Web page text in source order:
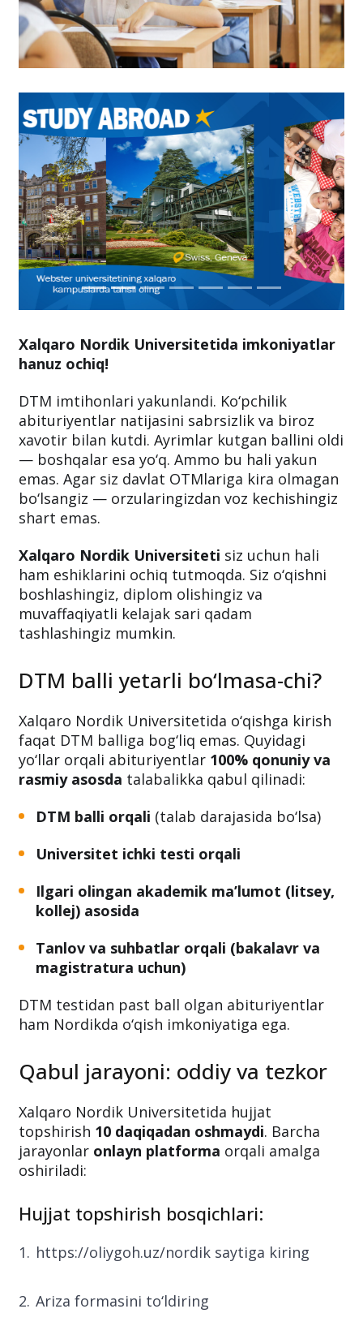
Xalqaro Nordik Universitetida imkoniyatlar
hanuz ochiq!
DTM imtihonlari yakunlandi. Ko‘pchilik
abituriyentlar natijasini sabrsizlik va biroz
xavotir bilan kutdi. Ayrimlar kutgan ballini oldi
— boshqalar esa yo‘q. Ammo bu hali yakun
emas. Agar siz davlat OTMlariga kira olmagan
bo‘lsangiz — orzularingizdan voz kechishingiz
shart emas.
Xalqaro Nordik Universiteti siz uchun hali
ham eshiklarini ochiq tutmoqda. Siz o‘qishni
boshlashingiz, diplom olishingiz va
muvaffaqiyatli kelajak sari qadam
tashlashingiz mumkin.
DTM balli yetarli bo‘lmasa-chi?
Xalqaro Nordik Universitetida o‘qishga kirish
faqat DTM balliga bog‘liq emas. Quyidagi
yo‘llar orqali abituriyentlar 100% qonuniy va
rasmiy asosda talabalikka qabul qilinadi:
DTM balli orqali (talab darajasida bo‘lsa)
Universitet ichki testi orqali
Ilgari olingan akademik ma’lumot (litsey,
kollej) asosida
Tanlov va suhbatlar orqali (bakalavr va
magistratura uchun)
DTM testidan past ball olgan abituriyentlar
ham Nordikda o‘qish imkoniyatiga ega.
Qabul jarayoni: oddiy va tezkor
Xalqaro Nordik Universitetida hujjat
topshirish 10 daqiqadan oshmaydi. Barcha
jarayonlar onlayn platforma orqali amalga
oshiriladi:
Hujjat topshirish bosqichlari:
https://oliygoh.uz/nordik saytiga kiring
Ariza formasini to‘ldiring